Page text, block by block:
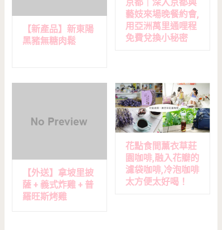
【新產品】新東陽
黑豬無糖肉鬆
藝妓來場晚餐約會,
用亞洲萬里通哩程
免費兌換小秘密
【外送】拿坡里披
薩 + 義式炸雞 + 普
羅旺斯烤雞
花點食間薰衣草莊
園咖啡,融入花瓣的
濾袋咖啡,冷泡咖啡
太方便太好喝！